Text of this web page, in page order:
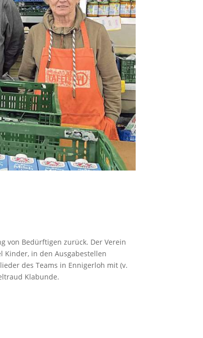
von Bedürftigen zurück. Der Verein
Kinder, in den Ausgabestellen
des Teams in Ennigerloh mit (v.
Klabunde.